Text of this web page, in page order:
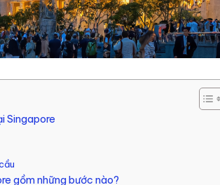
Singapore
gồm những bước nào?